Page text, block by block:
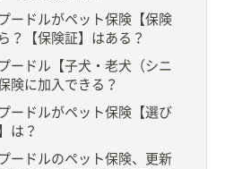
ードルがペット保険【保険
？【保険証】はある？
ードル【子犬・老犬（シニ
険に加入できる？
ードルがペット保険【選び
は？
ードルのペット保険、更新